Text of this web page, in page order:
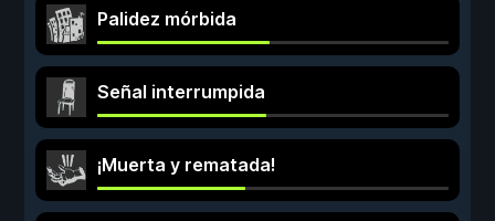
Palidez mórbida
Señal interrumpida
¡Muerta y rematada!